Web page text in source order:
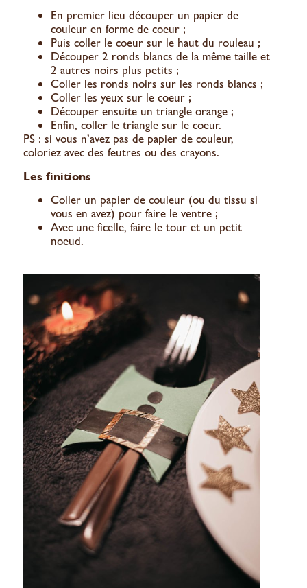
En premier lieu découper un papier de
couleur en forme de coeur ;
Puis coller le coeur sur le haut du rouleau ;
Découper 2 ronds blancs de la même taille et
2 autres noirs plus petits ;
Coller les ronds noirs sur les ronds blancs ;
Coller les yeux sur le coeur ;
Découper ensuite un triangle orange ;
Enfin, coller le triangle sur le coeur.
PS : si vous n’avez pas de papier de couleur,
coloriez avec des feutres ou des crayons.
Les finitions
Coller un papier de couleur (ou du tissu si
vous en avez) pour faire le ventre ;
Avec une ficelle, faire le tour et un petit
noeud.